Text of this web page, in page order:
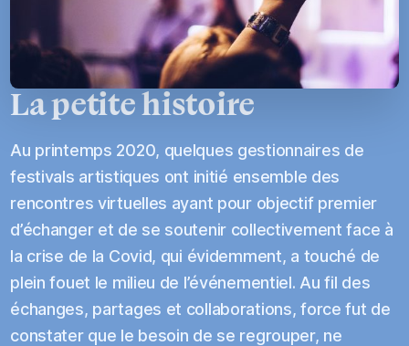
La petite histoire
Au printemps 2020, quelques gestionnaires de
festivals artistiques ont initié ensemble des
rencontres virtuelles ayant pour objectif premier
d’échanger et de se soutenir collectivement face à
la crise de la Covid, qui évidemment, a touché de
plein fouet le milieu de l’événementiel. Au fil des
échanges, partages et collaborations, force fut de
constater que le besoin de se regrouper, ne